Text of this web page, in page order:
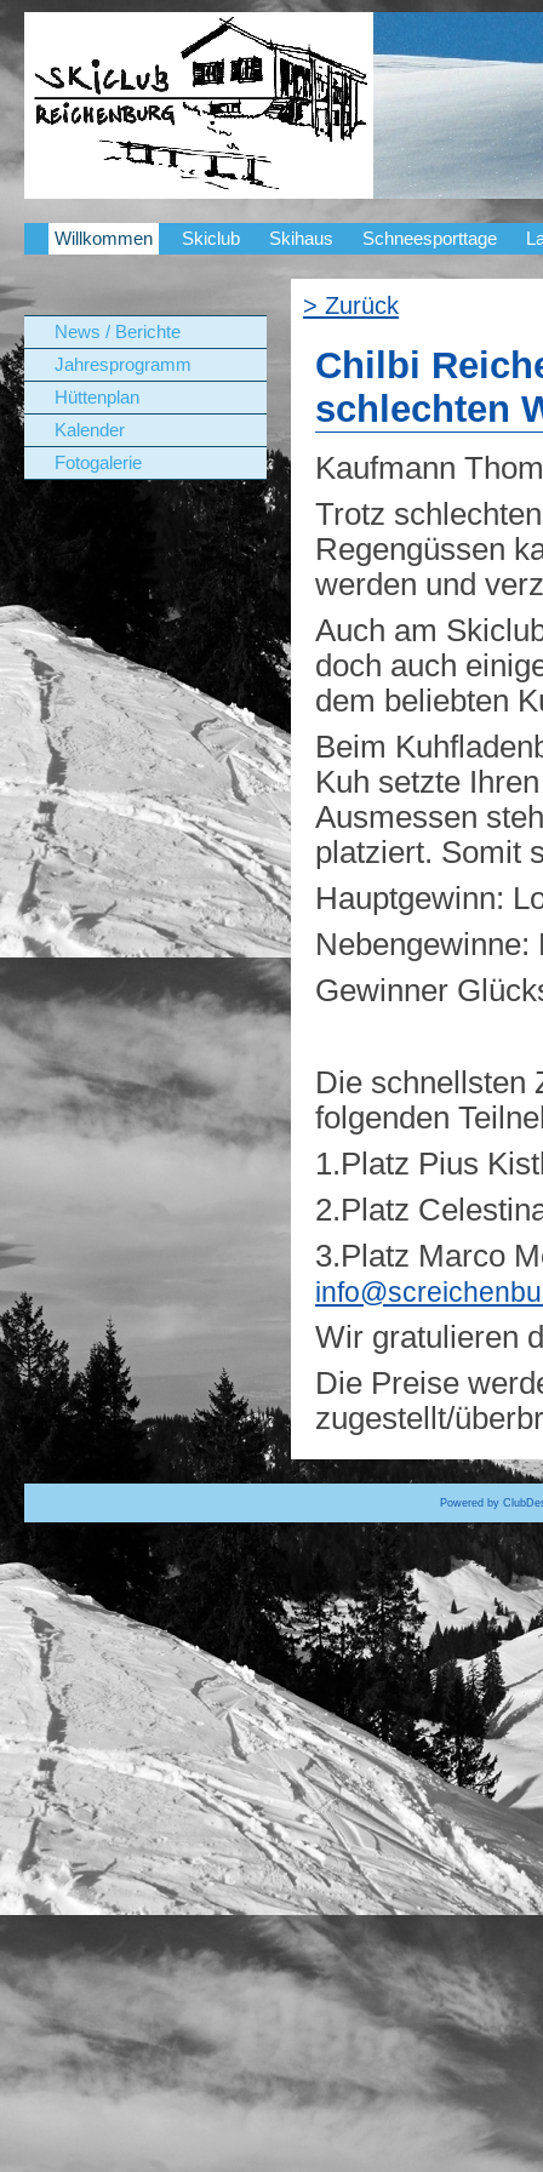
Willkommen Skiclub Skihaus Schneesporttage
News / Berichte
Jahresprogramm
Hüttenplan
Kalender
Fotogalerie
> Zurück
Chilbi
schlechten
Kaufmann
Trotz
Regengüssen
werden und
Auch am
doch auch
dem beliebten
Beim
Kuh setzte
Ausmessen
platziert. Somit
Hauptgewinn:
Gewinner
Die schnellsten
folgenden
1.Platz Pius
2.Platz
3.Platz Marco
Wir gratulieren
Die Preise
zugestellt/
Powered by